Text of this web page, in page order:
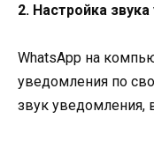
2. Настройка
WhatsApp на
уведомления по
звук уведомления,